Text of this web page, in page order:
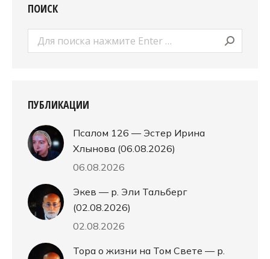
ПОИСК
Поиск:
ПУБЛИКАЦИИ
Псалом 126 — Эстер Ирина
Хлынова (06.08.2026)
06.08.2026
Экев — р. Эли Тальберг
(02.08.2026)
02.08.2026
Тора о жизни на Том Свете — р.